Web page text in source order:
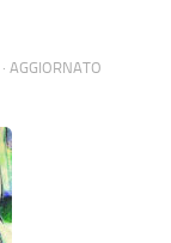
· AGGIORNATO